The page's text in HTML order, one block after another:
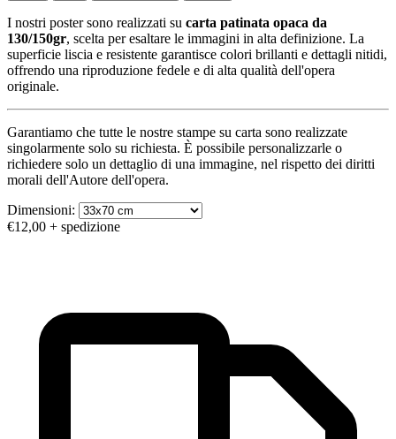
I nostri poster sono realizzati su carta patinata opaca da
130/150gr, scelta per esaltare le immagini in alta definizione. La
superficie liscia e resistente garantisce colori brillanti e dettagli nitidi,
offrendo una riproduzione fedele e di alta qualità dell'opera
originale.
Garantiamo che tutte le nostre stampe su carta sono realizzate
singolarmente solo su richiesta. È possibile personalizzarle o
richiedere solo un dettaglio di una immagine, nel rispetto dei diritti
morali dell'Autore dell'opera.
Dimensioni:
€12,00 + spedizione